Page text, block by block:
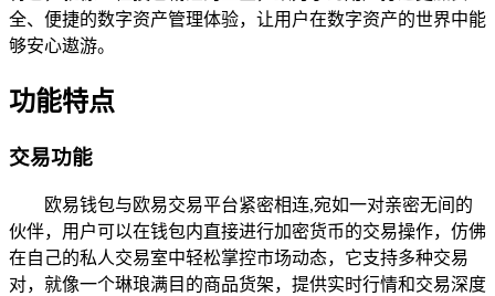
全、便捷的数字资产管理体验，让用户在数字资产的世界中能
够安心遨游。
功能特点
交易功能
欧易钱包与欧易交易平台紧密相连,宛如一对亲密无间的
伙伴，用户可以在钱包内直接进行加密货币的交易操作，仿佛
在自己的私人交易室中轻松掌控市场动态，它支持多种交易
对，就像一个琳琅满目的商品货架，提供实时行情和交易深度